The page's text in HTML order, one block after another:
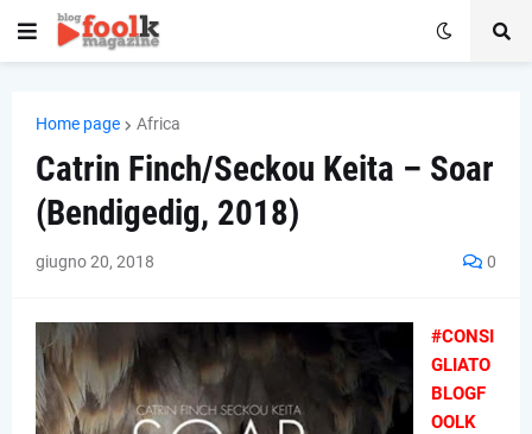
Home page Africa
Catrin Finch/Seckou Keita – Soar
(Bendigedig, 2018)
giugno 20, 2018 0
#CONSI
GLIATO
BLOGF
OOLK